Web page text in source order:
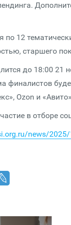
по 12
старшего
до 18:00 21
финалистов
Ozon и
в отборе
news/2025/